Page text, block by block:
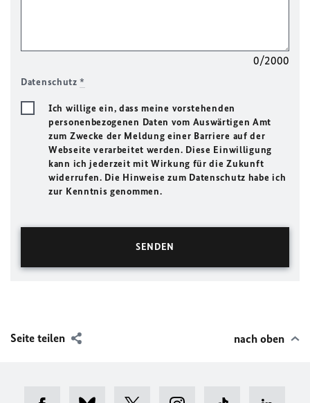
0/2000
Datenschutz*
Ich willige ein, dass meine vorstehenden
personenbezogenen Daten vom Auswärtigen Amt
zum Zwecke der Meldung einer Barriere auf der
Webseite verarbeitet werden. Diese Einwilligung
kann ich jederzeit mit Wirkung für die Zukunft
widerrufen. Die Hinweise zum Datenschutz habe ich
zur Kenntnis genommen.
Seite teilen nach oben